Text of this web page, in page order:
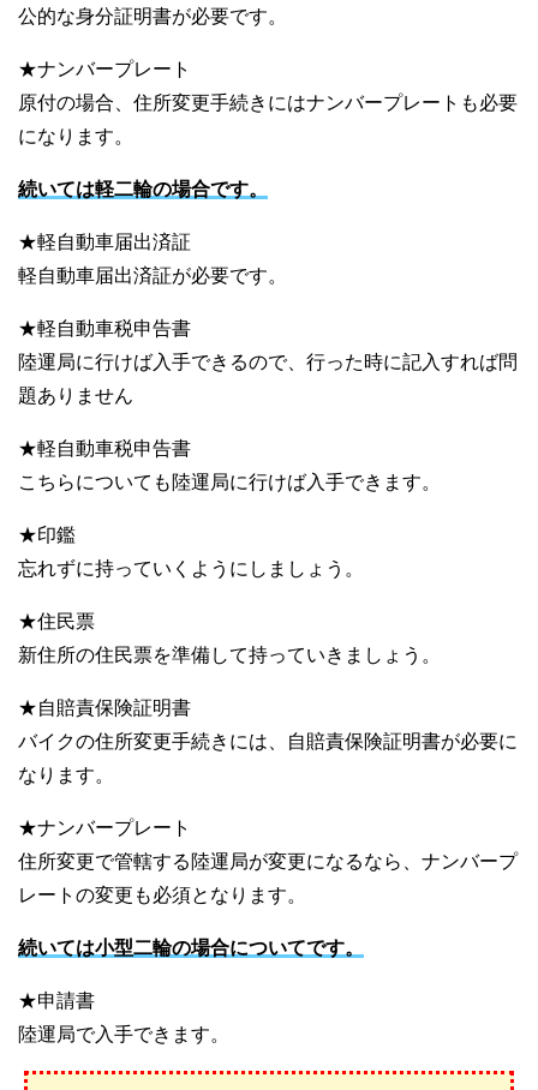
公的な身分証明書が必要です。
★ナンバープレート
原付の場合、住所変更手続きにはナンバープレートも必要
になります。
続いては軽二輪の場合です。
★軽自動車届出済証
軽自動車届出済証が必要です。
★軽自動車税申告書
陸運局に行けば入手できるので、行った時に記入すれば問
題ありません
★軽自動車税申告書
こちらについても陸運局に行けば入手できます。
★印鑑
忘れずに持っていくようにしましょう。
★住民票
新住所の住民票を準備して持っていきましょう。
★自賠責保険証明書
バイクの住所変更手続きには、自賠責保険証明書が必要に
なります。
★ナンバープレート
住所変更で管轄する陸運局が変更になるなら、ナンバープ
レートの変更も必須となります。
続いては小型二輪の場合についてです。
★申請書
陸運局で入手できます。